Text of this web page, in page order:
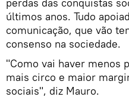
perdas das conquistas
últimos anos. Tudo
comunicação, que vão
consenso na sociedade.
"Como vai haver menos
mais circo e maior
sociais", diz Mauro.